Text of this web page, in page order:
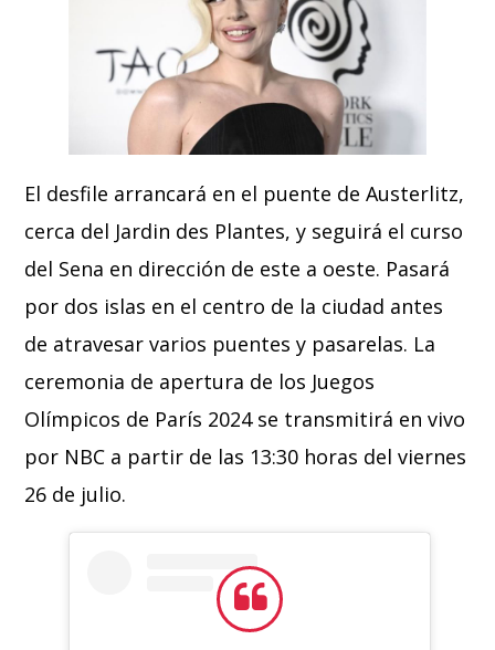
El desfile arrancará en el puente de Austerlitz,
cerca del Jardin des Plantes, y seguirá el curso
del Sena en dirección de este a oeste. Pasará
por dos islas en el centro de la ciudad antes
de atravesar varios puentes y pasarelas. La
ceremonia de apertura de los Juegos
Olímpicos de París 2024 se transmitirá en vivo
por NBC a partir de las 13:30 horas del viernes
26 de julio.